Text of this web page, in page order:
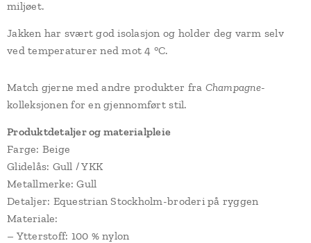
miljøet.
Jakken har svært god isolasjon og holder deg varm selv
ved temperaturer ned mot 4 °C.
Match gjerne med andre produkter fra Champagne-
kolleksjonen for en gjennomført stil.
Produktdetaljer og materialpleie
Farge: Beige
Glidelås: Gull / YKK
Metallmerke: Gull
Detaljer: Equestrian Stockholm-broderi på ryggen
Materiale:
– Ytterstoff: 100 % nylon